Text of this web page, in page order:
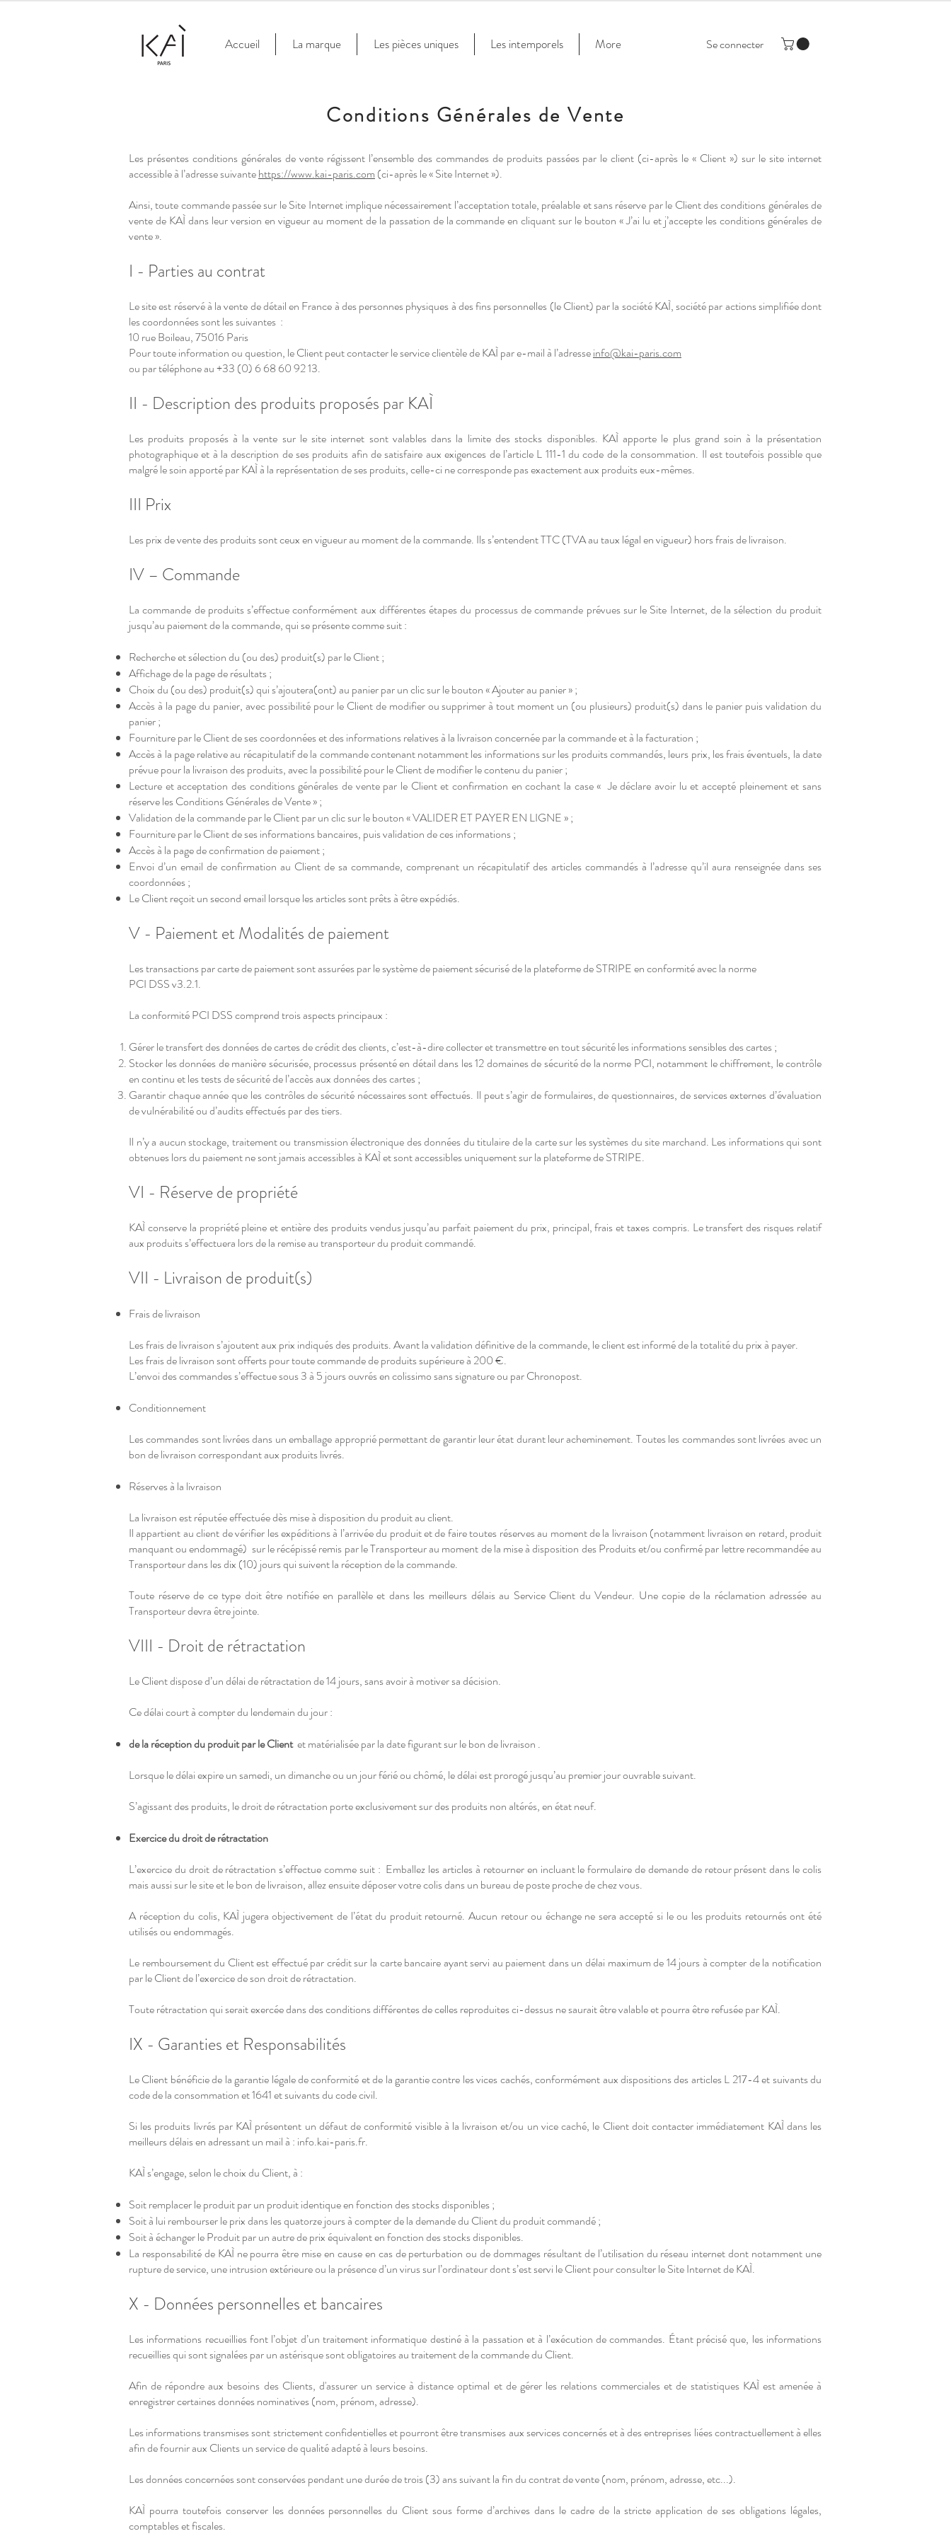
Accueil La marque Les pièces uniques Les intemporels More Se connecter
Conditions Générales de Vente
Les présentes conditions générales de vente régissent l’ensemble des commandes de produits passées par le client (ci-après le « Client ») sur le site internet
accessible à l’adresse suivantehttps://www.kai-paris.com (ci-après le « Site Internet »).
Ainsi, toute commande passée sur le Site Internet implique nécessairement l’acceptation totale, préalable et sans réserve par le Client des conditions générales de
vente de KAÌ dans leur version en vigueur au moment de la passation de la commande en cliquant sur le bouton « J’ai lu et j’accepte les conditions générales de
vente ».
I - Parties au contrat
Le site est réservé à la vente de détail en France à des personnes physiques à des fins personnelles (le Client) par la société KAÌ, société par actions simplifiée dont
les coordonnées sont les suivantes :
10 rue Boileau, 75016 Paris
Pour toute information ou question, le Client peut contacter le service clientèle de KAÌ par e-mail à l’adresseinfo@kai-paris.com
ou par téléphone au +33 (0) 6 68 60 92 13.
II - Description des produits proposés par KAÌ
Les produits proposés à la vente sur le site internet sont valables dans la limite des stocks disponibles. KAÌ apporte le plus grand soin à la présentation
photographique et à la description de ses produits afin de satisfaire aux exigences de l’article L 111-1 du code de la consommation. Il est toutefois possible que
malgré le soin apporté par KAÌ à la représentation de ses produits, celle-ci ne corresponde pas exactement aux produits eux-mêmes.
III Prix
Les prix de vente des produits sont ceux en vigueur au moment de la commande. Ils s’entendent TTC (TVA au taux légal en vigueur) hors frais de livraison.
IV – Commande
La commande de produits s’effectue conformément aux différentes étapes du processus de commande prévues sur le Site Internet, de la sélection du produit
jusqu’au paiement de la commande, qui se présente comme suit :
Recherche et sélection du (ou des) produit(s) par le Client ;
Affichage de la page de résultats ;
Choix du (ou des) produit(s) qui s’ajoutera(ont) au panier par un clic sur le bouton « Ajouter au panier » ;
Accès à la page du panier, avec possibilité pour le Client de modifier ou supprimer à tout moment un (ou plusieurs) produit(s) dans le panier puis validation du
panier ;
Fourniture par le Client de ses coordonnées et des informations relatives à la livraison concernée par la commande et à la facturation ;
Accès à la page relative au récapitulatif de la commande contenant notamment les informations sur les produits commandés, leurs prix, les frais éventuels, la date
prévue pour la livraison des produits, avec la possibilité pour le Client de modifier le contenu du panier ;
Lecture et acceptation des conditions générales de vente par le Client et confirmation en cochant la case « Je déclare avoir lu et accepté pleinement et sans
réserve les Conditions Générales de Vente » ;
Validation de la commande par le Client par un clic sur le bouton « VALIDER ET PAYER EN LIGNE » ;
Fourniture par le Client de ses informations bancaires, puis validation de ces informations ;
Accès à la page de confirmation de paiement ;
Envoi d’un email de confirmation au Client de sa commande, comprenant un récapitulatif des articles commandés à l’adresse qu’il aura renseignée dans ses
coordonnées ;
Le Client reçoit un second email lorsque les articles sont prêts à être expédiés.
V - Paiement et Modalités de paiement
Les transactions par carte de paiement sont assurées par le système de paiement sécurisé de la plateforme de STRIPE en conformité avec la norme
PCI DSS v3.2.1.
La conformité PCI DSS comprend trois aspects principaux :
Gérer le transfert des données de cartes de crédit des clients, c’est-à-dire collecter et transmettre en tout sécurité les informations sensibles des cartes ;
Stocker les données de manière sécurisée, processus présenté en détail dans les 12 domaines de sécurité de la norme PCI, notamment le chiffrement, le contrôle
en continu et les tests de sécurité de l’accès aux données des cartes ;
Garantir chaque année que les contrôles de sécurité nécessaires sont effectués. Il peut s’agir de formulaires, de questionnaires, de services externes d’évaluation
de vulnérabilité ou d’audits effectués par des tiers.
Il n’y a aucun stockage, traitement ou transmission électronique des données du titulaire de la carte sur les systèmes du site marchand. Les informations qui sont
obtenues lors du paiement ne sont jamais accessibles à KAÌ et sont accessibles uniquement sur la plateforme de STRIPE.
VI - Réserve de propriété
KAÌ conserve la propriété pleine et entière des produits vendus jusqu’au parfait paiement du prix, principal, frais et taxes compris. Le transfert des risques relatif
aux produits s’effectuera lors de la remise au transporteur du produit commandé.
VII - Livraison de produit(s)
Frais de livraison
Les frais de livraison s’ajoutent aux prix indiqués des produits. Avant la validation définitive de la commande, le client est informé de la totalité du prix à payer.
Les frais de livraison sont offerts pour toute commande de produits supérieure à 200 €.
L’envoi des commandes s’effectue sous 3 à 5 jours ouvrés en colissimo sans signature ou par Chronopost.
Conditionnement
Les commandes sont livrées dans un emballage approprié permettant de garantir leur état durant leur acheminement. Toutes les commandes sont livrées avec un
bon de livraison correspondant aux produits livrés.
Réserves à la livraison
La livraison est réputée effectuée dès mise à disposition du produit au client.
Il appartient au client de vérifier les expéditions à l’arrivée du produit et de faire toutes réserves au moment de la livraison (notamment livraison en retard, produit
manquant ou endommagé) sur le récépissé remis par le Transporteur au moment de la mise à disposition des Produits et/ou confirmé par lettre recommandée au
Transporteur dans les dix (10) jours qui suivent la réception de la commande.
Toute réserve de ce type doit être notifiée en parallèle et dans les meilleurs délais au Service Client du Vendeur. Une copie de la réclamation adressée au
Transporteur devra être jointe.
VIII - Droit de rétractation
Le Client dispose d’un délai de rétractation de 14 jours, sans avoir à motiver sa décision.
Ce délai court à compter du lendemain du jour :
de la réception du produit par le Clientet matérialisée par la date figurant sur le bon de livraison .
Lorsque le délai expire un samedi, un dimanche ou un jour férié ou chômé, le délai est prorogé jusqu’au premier jour ouvrable suivant.
S’agissant des produits, le droit de rétractation porte exclusivement sur des produits non altérés, en état neuf.
Exercice du droit de rétractation
L’exercice du droit de rétractation s’effectue comme suit : Emballez les articles à retourner en incluant le formulaire de demande de retour présent dans le colis
mais aussi sur le site et le bon de livraison, allez ensuite déposer votre colis dans un bureau de poste proche de chez vous.
A réception du colis, KAÌ jugera objectivement de l’état du produit retourné. Aucun retour ou échange ne sera accepté si le ou les produits retournés ont été
utilisés ou endommagés.
Le remboursement du Client est effectué par crédit sur la carte bancaire ayant servi au paiement dans un délai maximum de 14 jours à compter de la notification
par le Client de l’exercice de son droit de rétractation.
Toute rétractation qui serait exercée dans des conditions différentes de celles reproduites ci-dessus ne saurait être valable et pourra être refusée par KAÌ.
IX - Garanties et Responsabilités
Le Client bénéficie de la garantie légale de conformité et de la garantie contre les vices cachés, conformément aux dispositions des articles L 217-4 et suivants du
code de la consommation et 1641 et suivants du code civil.
Si les produits livrés par KAÌ présentent un défaut de conformité visible à la livraison et/ou un vice caché, le Client doit contacter immédiatement KAÌ dans les
meilleurs délais en adressant un mail à : info.kai-paris.fr.
KAÌ s’engage, selon le choix du Client, à :
Soit remplacer le produit par un produit identique en fonction des stocks disponibles ;
Soit à lui rembourser le prix dans les quatorze jours à compter de la demande du Client du produit commandé ;
Soit à échanger le Produit par un autre de prix équivalent en fonction des stocks disponibles.
La responsabilité de KAÌ ne pourra être mise en cause en cas de perturbation ou de dommages résultant de l’utilisation du réseau internet dont notamment une
rupture de service, une intrusion extérieure ou la présence d’un virus sur l’ordinateur dont s’est servi le Client pour consulter le Site Internet de KAÌ.
X - Données personnelles et bancaires
Les informations recueillies font l’objet d’un traitement informatique destiné à la passation et à l’exécution de commandes. Étant précisé que, les informations
recueillies qui sont signalées par un astérisque sont obligatoires au traitement de la commande du Client.
Afin de répondre aux besoins des Clients, d'assurer un service à distance optimal et de gérer les relations commerciales et de statistiques KAÌ est amenée à
enregistrer certaines données nominatives (nom, prénom, adresse).
Les informations transmises sont strictement confidentielles et pourront être transmises aux services concernés et à des entreprises liées contractuellement à elles
afin de fournir aux Clients un service de qualité adapté à leurs besoins.
Les données concernées sont conservées pendant une durée de trois (3) ans suivant la fin du contrat de vente (nom, prénom, adresse, etc...).
KAÌ pourra toutefois conserver les données personnelles du Client sous forme d’archives dans le cadre de la stricte application de ses obligations légales,
comptables et fiscales.